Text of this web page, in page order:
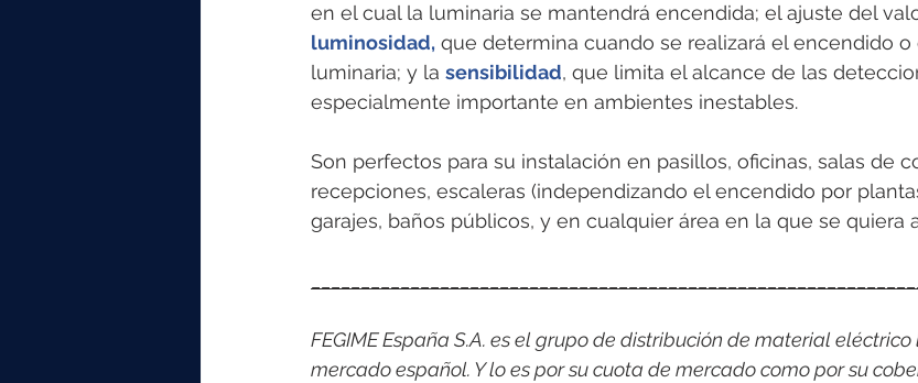
en el cual la luminaria se mantendrá encendida; el ajuste del
luminosidad, que determina cuando se realizará el encendido o
luminaria; y la sensibilidad, que limita el alcance de las
especialmente importante en ambientes inestables.
Son perfectos para su instalación en pasillos, oficinas, salas de
recepciones, escaleras (independizando el encendido por
garajes, baños públicos, y en cualquier área en la que se quiera
FEGIME España S.A. es el grupo de distribución de material
mercado español. Y lo es por su cuota de mercado como por su